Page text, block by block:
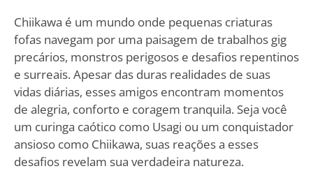
Chiikawa é um mundo onde pequenas criaturas
fofas navegam por uma paisagem de trabalhos gig
precários, monstros perigosos e desafios repentinos
e surreais. Apesar das duras realidades de suas
vidas diárias, esses amigos encontram momentos
de alegria, conforto e coragem tranquila. Seja você
um curinga caótico como Usagi ou um conquistador
ansioso como Chiikawa, suas reações a esses
desafios revelam sua verdadeira natureza.